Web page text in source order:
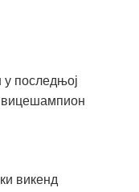
у последњој
вицешампион
викенд